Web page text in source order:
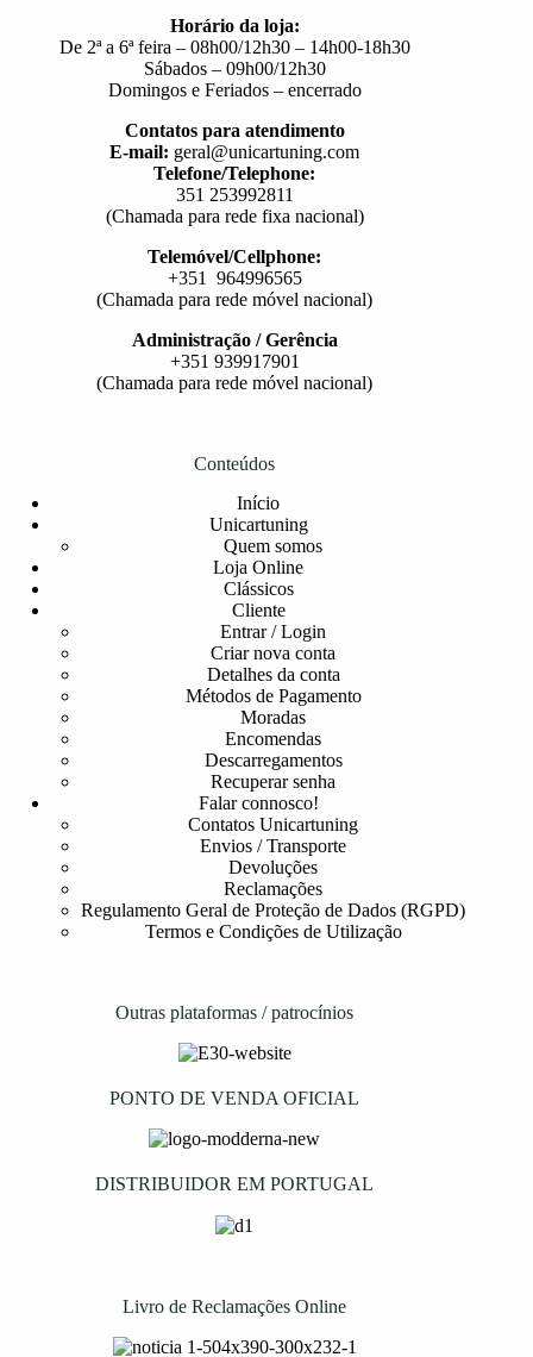
Horário da loja:
De 2ª a 6ª feira – 08h00/12h30 – 14h00-18h30
Sábados – 09h00/12h30
Domingos e Feriados – encerrado
Contatos para atendimento
E-mail: geral@unicartuning.com
Telefone/Telephone:
351 253992811
(Chamada para rede fixa nacional)
Telemóvel/Cellphone:
+351 964996565
(Chamada para rede móvel nacional)
Administração / Gerência
+351 939917901
(Chamada para rede móvel nacional)
Conteúdos
Início
Unicartuning
Quem somos
Loja Online
Clássicos
Cliente
Entrar / Login
Criar nova conta
Detalhes da conta
Métodos de Pagamento
Moradas
Encomendas
Descarregamentos
Recuperar senha
Falar connosco!
Contatos Unicartuning
Envios / Transporte
Devoluções
Reclamações
Regulamento Geral de Proteção de Dados (RGPD)
Termos e Condições de Utilização
Outras plataformas / patrocínios
PONTO DE VENDA OFICIAL
DISTRIBUIDOR EM PORTUGAL
Livro de Reclamações Online